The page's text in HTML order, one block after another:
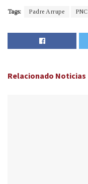
Tags: Padre Arrupe PNC
Relacionado Noticias